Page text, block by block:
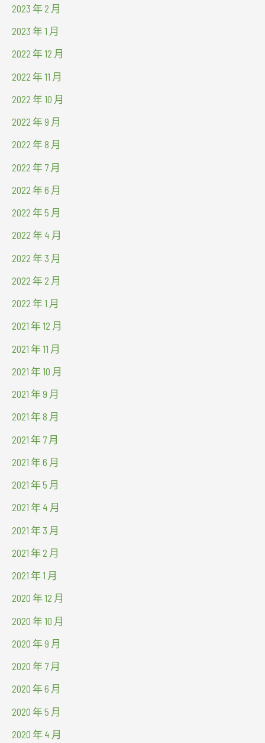
2023 年 2 月
2023 年 1 月
2022 年 12 月
2022 年 11 月
2022 年 10 月
2022 年 9 月
2022 年 8 月
2022 年 7 月
2022 年 6 月
2022 年 5 月
2022 年 4 月
2022 年 3 月
2022 年 2 月
2022 年 1 月
2021 年 12 月
2021 年 11 月
2021 年 10 月
2021 年 9 月
2021 年 8 月
2021 年 7 月
2021 年 6 月
2021 年 5 月
2021 年 4 月
2021 年 3 月
2021 年 2 月
2021 年 1 月
2020 年 12 月
2020 年 10 月
2020 年 9 月
2020 年 7 月
2020 年 6 月
2020 年 5 月
2020 年 4 月